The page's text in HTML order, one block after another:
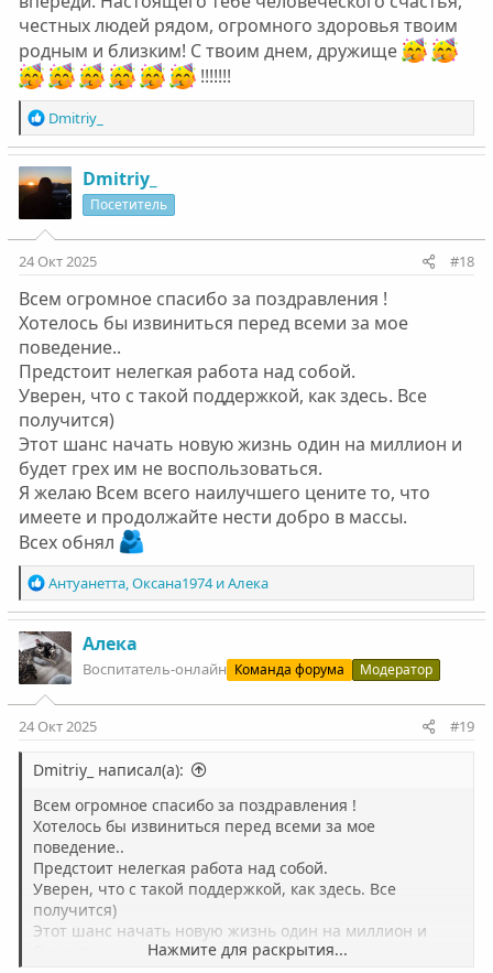
честных людей рядом, огромного здоровья твоим
родным и близким! С твоим днем, дружище
!!!!!!!
Р
е
а
к
ц
и
и
:
Dmitriy_
Dmitriy_
Посетитель
24 Окт 2025 #18
Всем огромное спасибо за поздравления !
Хотелось бы извиниться перед всеми за мое
поведение..
Предстоит нелегкая работа над собой.
Уверен, что с такой поддержкой, как здесь. Все
получится)
Этот шанс начать новую жизнь один на миллион и
будет грех им не воспользоваться.
Я желаю Всем всего наилучшего цените то, что
имеете и продолжайте нести добро в массы.
Всех обнял
Р
е
а
к
ц
и
и
:
Антуанетта,Оксана1974иАлека
Алека
Воспитатель-онлайн Команда форума Модератор
24 Окт 2025 #19
Dmitriy_ написал(а):
Всем огромное спасибо за поздравления !
Хотелось бы извиниться перед всеми за мое
поведение..
Предстоит нелегкая работа над собой.
Уверен, что с такой поддержкой, как здесь. Все
получится)
Этот шанс начать новую жизнь один на миллион и
будет грех им не воспользоваться.
Нажмите для раскрытия...